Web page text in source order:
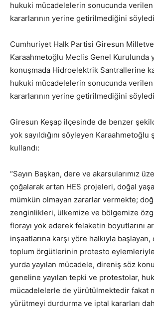
hukuki mücadelelerin sonucunda verilen
kararlarının yerine getirilmediğini
Cumhuriyet Halk Partisi Giresun
Karaahmetoğlu Meclis Genel Kurulunda
konuşmada Hidroelektrik Santrallerine
hukuki mücadelelerin sonucunda verilen
kararlarının yerine getirilmediğini
Giresun Keşap ilçesinde de benzer
yok sayıldığını söyleyen Karaahmetoğlu
kullandı:
“Sayın Başkan, dere ve akarsularımız
çoğalarak artan HES projeleri, doğal
mümkün olmayan zararlar vermekte;
zenginlikleri, ülkemize ve bölgemize
florayı yok ederek felaketin boyutlarını
inşaatlarına karşı yöre halkıyla
toplum örgütlerinin protesto
yurda yayılan mücadele, direniş söz
geneline yayılan tepki ve protestolar,
mücadelelerle de yürütülmektedir fakat
yürütmeyi durdurma ve iptal kararları